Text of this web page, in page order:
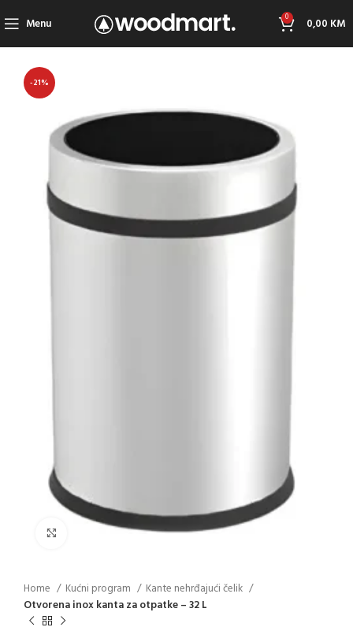
Menu 0 0,00 KM
-21%
Click to enlarge
Home Kućni program
Kante nehrđajući čelik
Otvorena inox kanta za otpatke – 32 L